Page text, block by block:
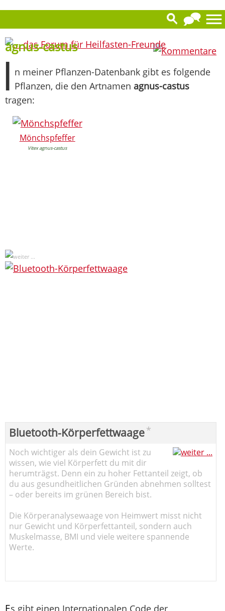
agnus-castus
I n meiner Pflanzen-Datenbank gibt es folgende
Pflanzen, die den Artnamen agnus-castus
tragen:
Mönchspfeffer
Vitex agnus-castus
Bluetooth-Körperfettwaage*
Noch wichtiger als dein Gewicht ist zu
wissen, wie viel Körperfett du mit dir
herumträgst. Denn ein zu hoher Fettanteil zeigt, ob
du aus gesundheitlichen Gründen abnehmen solltest
– oder bereits im grünen Bereich bist.
Die Körperanalysewaage von Heimwert misst nicht
nur Gewicht und Körperfettanteil, sondern auch
Muskelmasse, BMI und viele weitere spannende
Werte.
Es gibt einen Internationalen Code der